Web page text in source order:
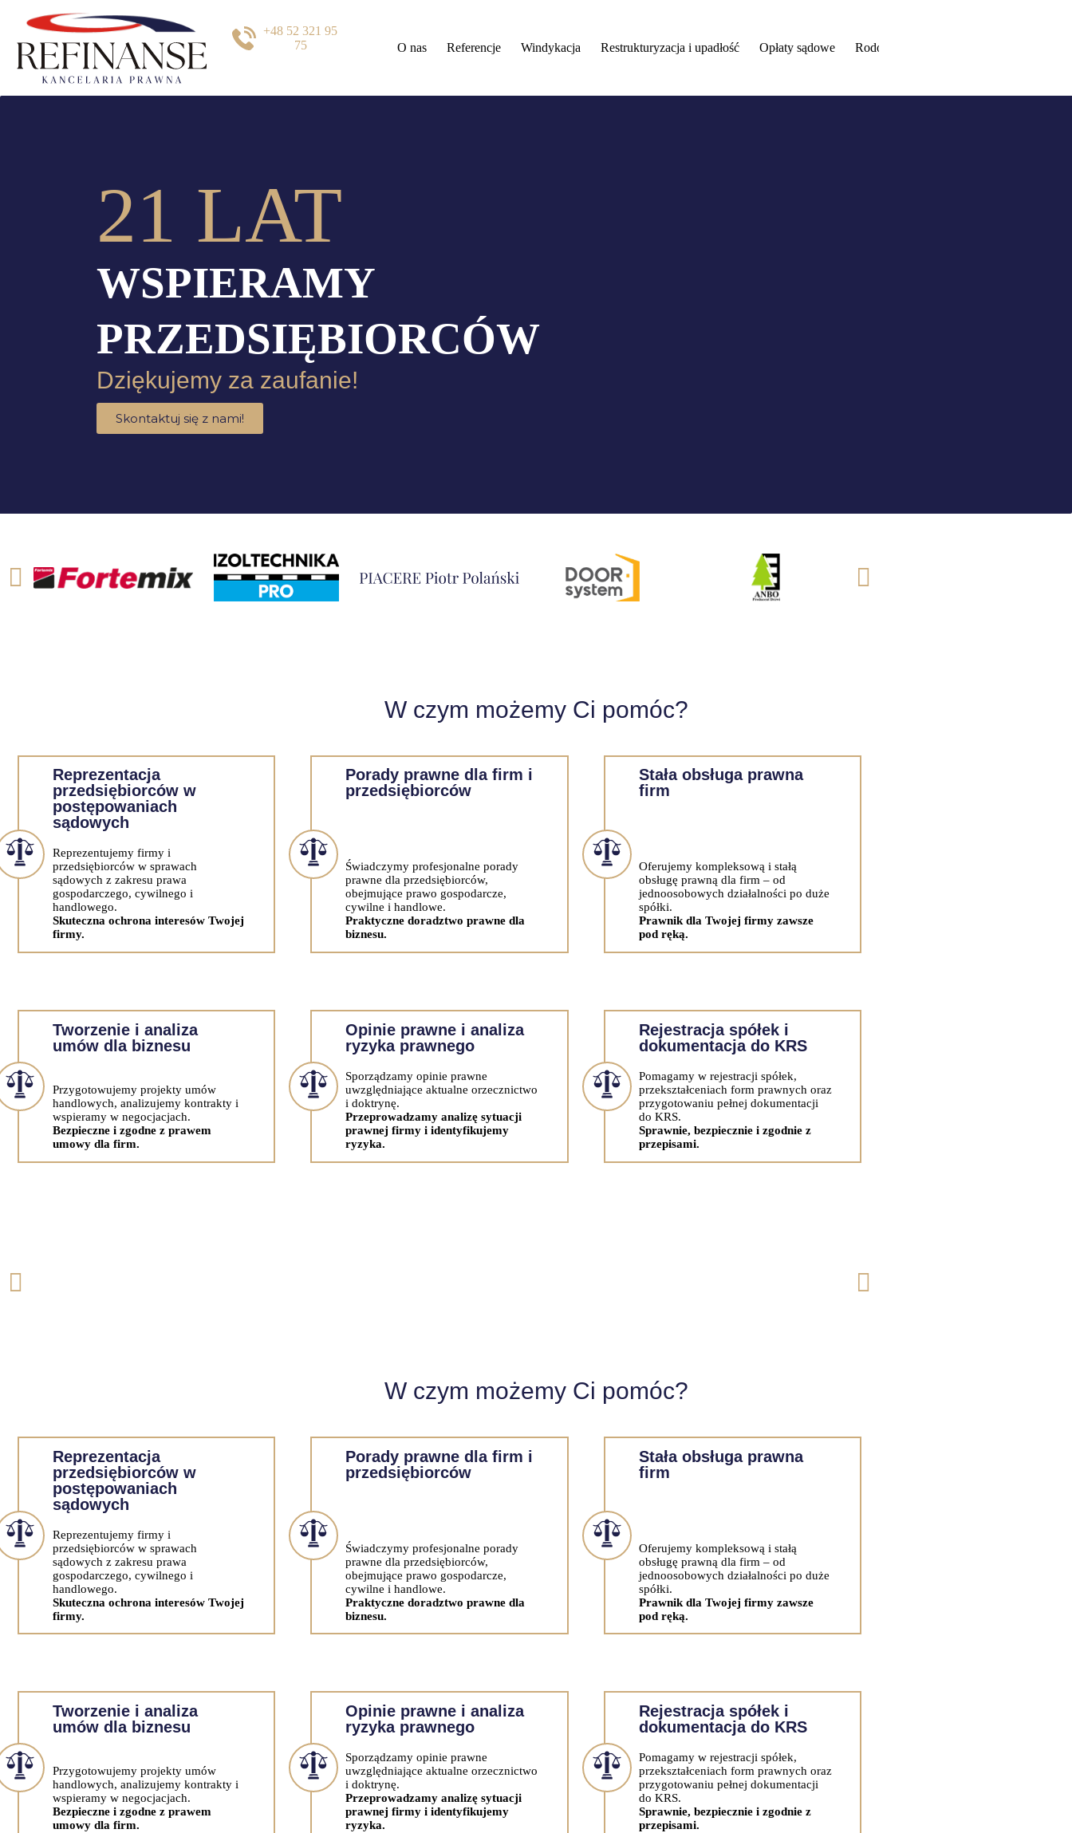
+48 52 321 95
75
O nas Referencje Windykacja Restrukturyzacja i upadłość Opłaty sądowe Rodo
21 LAT
WSPIERAMY
PRZEDSIĘBIORCÓW
Dziękujemy za zaufanie!
Skontaktuj się z nami!
W czym możemy Ci pomóc?
Reprezentacja
przedsiębiorców w
postępowaniach
sądowych
Reprezentujemy firmy i
przedsiębiorców w sprawach
sądowych z zakresu prawa
gospodarczego, cywilnego i
handlowego.
Skuteczna ochrona interesów Twojej
firmy.
Porady prawne dla firm i
przedsiębiorców
Świadczymy profesjonalne porady
prawne dla przedsiębiorców,
obejmujące prawo gospodarcze,
cywilne i handlowe.
Praktyczne doradztwo prawne dla
biznesu.
Stała obsługa prawna
firm
Oferujemy kompleksową i stałą
obsługę prawną dla firm – od
jednoosobowych działalności po duże
spółki.
Prawnik dla Twojej firmy zawsze
pod ręką.
Tworzenie i analiza
umów dla biznesu
Przygotowujemy projekty umów
handlowych, analizujemy kontrakty i
wspieramy w negocjacjach.
Bezpieczne i zgodne z prawem
umowy dla firm.
Opinie prawne i analiza
ryzyka prawnego
Sporządzamy opinie prawne
uwzględniające aktualne orzecznictwo
i doktrynę.
Przeprowadzamy analizę sytuacji
prawnej firmy i identyfikujemy
ryzyka.
Rejestracja spółek i
dokumentacja do KRS
Pomagamy w rejestracji spółek,
przekształceniach form prawnych oraz
przygotowaniu pełnej dokumentacji
do KRS.
Sprawnie, bezpiecznie i zgodnie z
przepisami.
W czym możemy Ci pomóc?
Reprezentacja
przedsiębiorców w
postępowaniach
sądowych
Reprezentujemy firmy i
przedsiębiorców w sprawach
sądowych z zakresu prawa
gospodarczego, cywilnego i
handlowego.
Skuteczna ochrona interesów Twojej
firmy.
Porady prawne dla firm i
przedsiębiorców
Świadczymy profesjonalne porady
prawne dla przedsiębiorców,
obejmujące prawo gospodarcze,
cywilne i handlowe.
Praktyczne doradztwo prawne dla
biznesu.
Stała obsługa prawna
firm
Oferujemy kompleksową i stałą
obsługę prawną dla firm – od
jednoosobowych działalności po duże
spółki.
Prawnik dla Twojej firmy zawsze
pod ręką.
Tworzenie i analiza
umów dla biznesu
Przygotowujemy projekty umów
handlowych, analizujemy kontrakty i
wspieramy w negocjacjach.
Bezpieczne i zgodne z prawem
umowy dla firm.
Opinie prawne i analiza
ryzyka prawnego
Sporządzamy opinie prawne
uwzględniające aktualne orzecznictwo
i doktrynę.
Przeprowadzamy analizę sytuacji
prawnej firmy i identyfikujemy
ryzyka.
Rejestracja spółek i
dokumentacja do KRS
Pomagamy w rejestracji spółek,
przekształceniach form prawnych oraz
przygotowaniu pełnej dokumentacji
do KRS.
Sprawnie, bezpiecznie i zgodnie z
przepisami.